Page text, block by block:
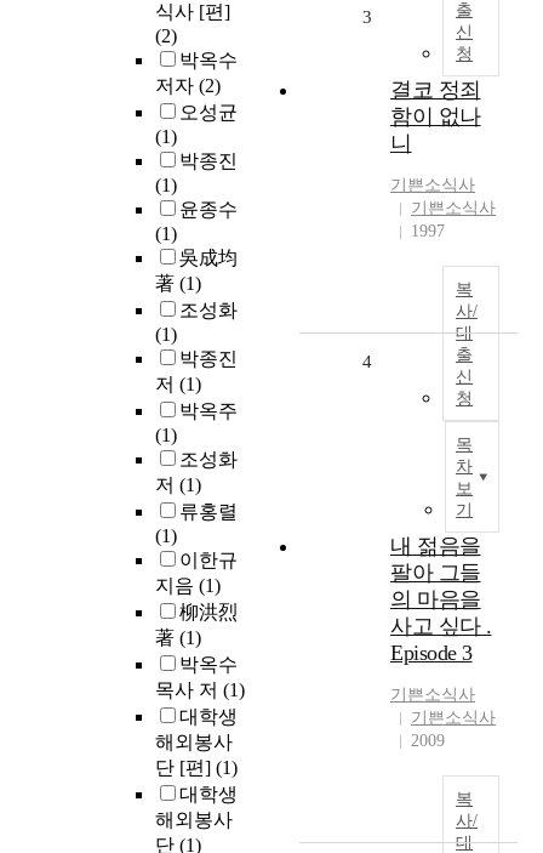
식사 [편]
(2)
박옥수
저자 (2)
오성균
(1)
박종진
(1)
윤종수
(1)
吳成均
著 (1)
조성화
(1)
박종진
저 (1)
박옥주
(1)
조성화
저 (1)
류홍렬
(1)
이한규
지음 (1)
柳洪烈
著 (1)
박옥수
목사 저 (1)
대학생
해외봉사
단 [편] (1)
대학생
해외봉사
단 (1)
출
신
청
3
결코 정죄
함이 없나
니
기쁜소식사
기쁜소식사
1997
복
사/
대
출
신
청
목
차
보
기
4
내 젊음을
팔아 그들
의 마음을
사고 싶다 .
Episode 3
기쁜소식사
기쁜소식사
2009
복
사/
대